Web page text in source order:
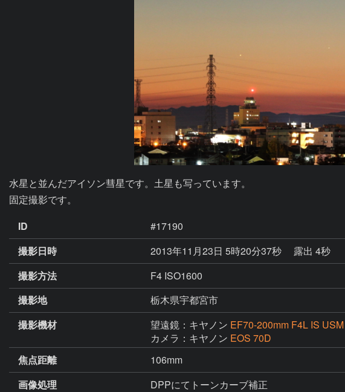
水星と並んだアイソン彗星です。土星も写っています。
固定撮影です。
ID
#17190
撮影日時
2013年11月23日 5時20分37秒
露出 4秒
撮影方法
F4 ISO1600
撮影地
栃木県宇都宮市
撮影機材
望遠鏡：キヤノン EF70-200mm F4L IS USM
カメラ：キヤノン EOS 70D
焦点距離
106mm
画像処理
DPPにてトーンカーブ補正